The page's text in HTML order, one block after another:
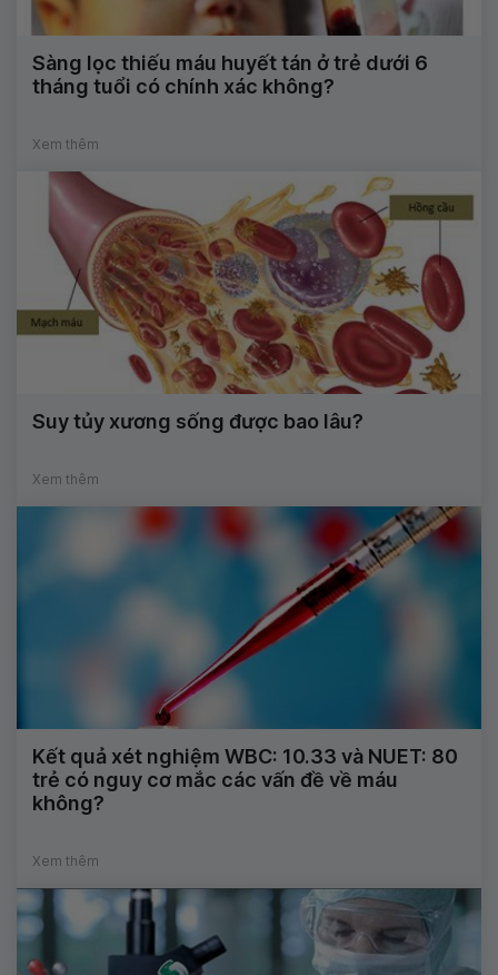
Sàng lọc thiếu máu huyết tán ở trẻ dưới 6
tháng tuổi có chính xác không?
Xem thêm
Suy tủy xương sống được bao lâu?
Xem thêm
Kết quả xét nghiệm WBC: 10.33 và NUET: 80
trẻ có nguy cơ mắc các vấn đề về máu
không?
Xem thêm